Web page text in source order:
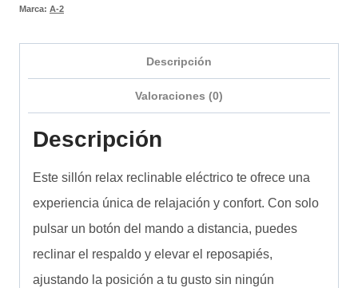
Marca: A-2
Descripción
Valoraciones (0)
Descripción
Este sillón relax reclinable eléctrico te ofrece una
experiencia única de relajación y confort. Con solo
pulsar un botón del mando a distancia, puedes
reclinar el respaldo y elevar el reposapiés,
ajustando la posición a tu gusto sin ningún